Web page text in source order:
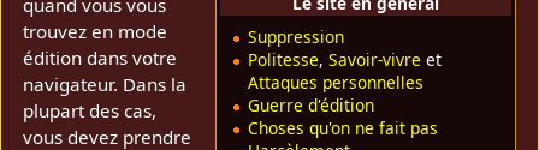
Suppression
Politesse, Savoir-vivre et
Attaques personnelles
Guerre d'édition
Choses qu'on ne fait pas
trouvez en mode
édition dans votre
navigateur. Dans la
plupart des cas,
vous devez prendre